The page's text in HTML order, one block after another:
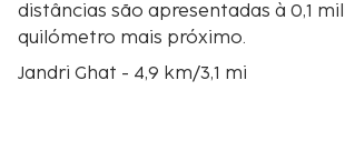
distâncias são apresentadas à 0,1
quilómetro mais próximo.
Jandri Ghat - 4,9 km/3,1 mi